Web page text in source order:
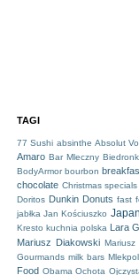
TAGI
77 Sushi absinthe Absolut
Amaro Bar Mleczny
BodyArmor bourbon
chocolate Christmas specials
Doritos Dunkin Donuts fast
jabłka Jan Kościuszko Japan
Kresto kuchnia polska Lara
Mariusz Diakowski Mariusz
Gourmands milk bars Mlekpol
Food Obama Ochota